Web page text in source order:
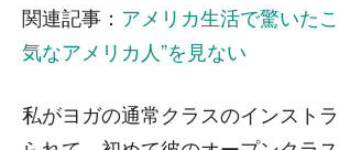
関連記事： アメリカ生活で驚いた
気なアメリカ人”を見ない
私がヨガの通常クラスのインスト